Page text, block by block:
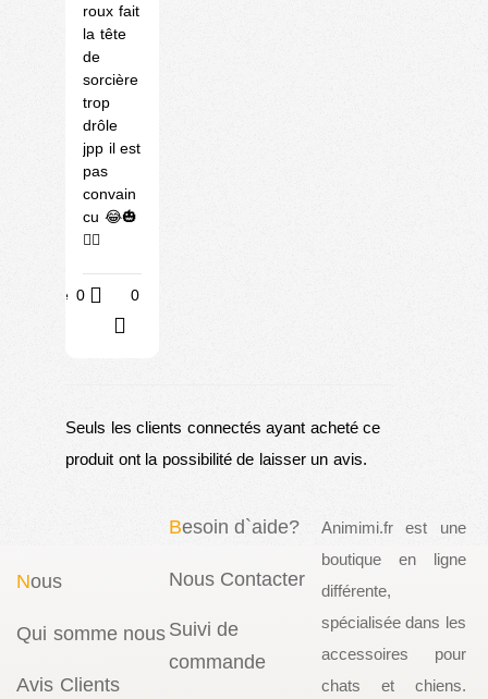
roux fait
la tête
de
sorcière
trop
drôle
jpp il est
pas
convain
cu 😂🎃
🧙‍♀️
Utile 0 0
Seuls les clients connectés ayant acheté ce
produit ont la possibilité de laisser un avis.
Nous
Qui somme nous
Avis Clients
Besoin d`aide?
Nous Contacter
Suivi de
commande
Animimi.fr est une
boutique en ligne
différente,
spécialisée dans les
accessoires pour
chats et chiens.